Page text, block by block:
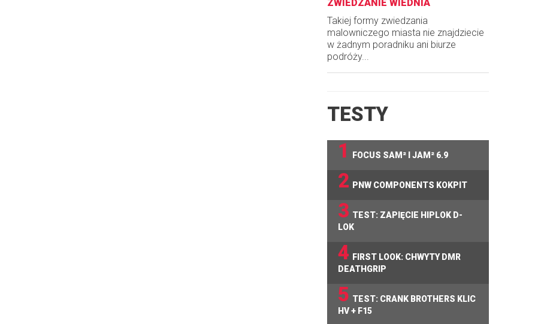
ZWIEDZANIE WIEDNIA
Takiej formy zwiedzania
malowniczego miasta nie znajdziecie
w żadnym poradniku ani biurze
podróży...
TESTY
1
FOCUS SAM² I JAM² 6.9
2 PNW COMPONENTS KOKPIT
3 TEST: ZAPIĘCIE HIPLOK D-
LOK
4 FIRST LOOK: CHWYTY DMR
DEATHGRIP
5 TEST: CRANK BROTHERS KLIC
HV + F15